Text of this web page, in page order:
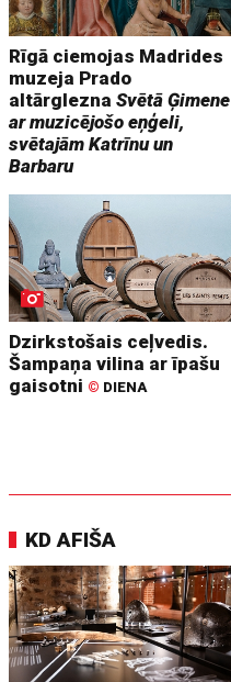
Rīgā ciemojas Madrides
muzeja Prado
altārgleznaSvētā Ģimene
ar muzicējošo eņģeli,
svētajām Katrīnu un
Barbaru
Dzirkstošais ceļvedis.
Šampaņa vilina ar īpašu
gaisotni © DIENA
KD AFIŠA